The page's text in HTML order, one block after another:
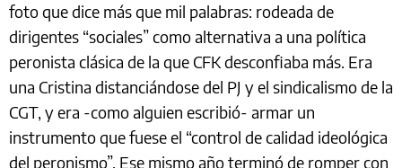
foto que dice más que mil palabras: rodeada de
dirigentes “sociales” como alternativa a una política
peronista clásica de la que CFK desconfiaba más. Era
una Cristina distanciándose del PJ y el sindicalismo de la
CGT, y era -como alguien escribió- armar un
instrumento que fuese el “control de calidad ideológica
del peronismo”. Ese mismo año terminó de romper con